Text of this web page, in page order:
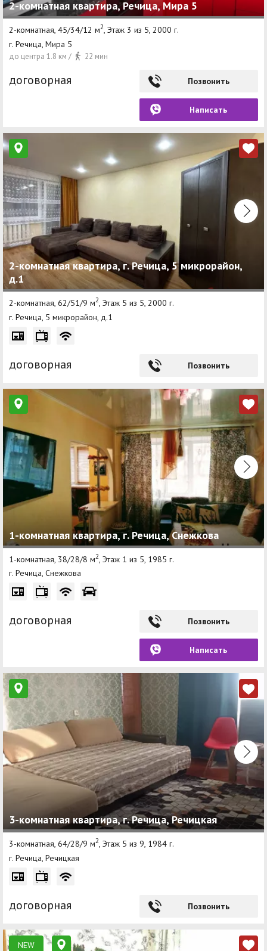
2-комнатная квартира, Речица, Мира 5
2-комнатная, 45/34/12 м2 , Этаж 3 из 5, 2000 г.
г. Речица, Мира 5
до центра 1.8 км / 22 мин
договорная Позвонить
Написать
2-комнатная квартира, г. Речица, 5 микрорайон,
д.1
2-комнатная, 62/51/9 м2, Этаж 5 из 5, 2000 г.
г. Речица, 5 микрорайон, д.1
договорная Позвонить
1-комнатная квартира, г. Речица, Снежкова
1-комнатная, 38/28/8 м2 , Этаж 1 из 5, 1985 г.
г. Речица, Снежкова
договорная Позвонить
Написать
3-комнатная квартира, г. Речица, Речицкая
3-комнатная, 64/28/9 м2, Этаж 5 из 9, 1984 г.
г. Речица, Речицкая
договорная Позвонить
NEW